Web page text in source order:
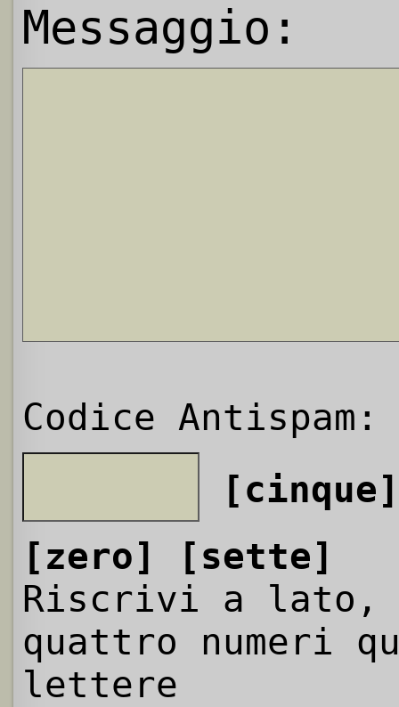
Messaggio:
Codice Antispam:
[cinque]
[zero]
[sette]
Riscrivi a
quattro numeri
lettere